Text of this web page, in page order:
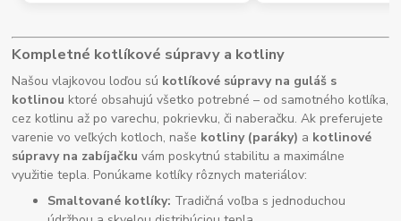
Kompletné kotlíkové súpravy a kotliny
Našou vlajkovou loďou sú kotlíkové súpravy na guláš s
kotlinou ktoré obsahujú všetko potrebné – od samotného kotlíka,
cez kotlinu až po varechu, pokrievku, či naberačku. Ak preferujete
varenie vo veľkých kotloch, naše kotliny (paráky) a kotlinové
súpravy na zabíjačku vám poskytnú stabilitu a maximálne
využitie tepla. Ponúkame kotlíky rôznych materiálov:
Smaltované kotlíky: Tradičná voľba s jednoduchou